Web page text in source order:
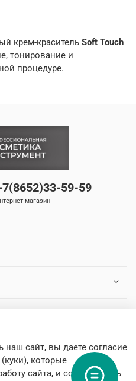
крем-краситель Soft Touch
тонирование и
процедуре.
59-59
магазин
сайт, вы даете согласие
которые
сайта, и соглашаетесь